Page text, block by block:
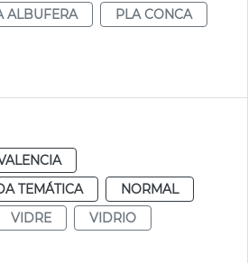
ALBUFERA
PLA CONCA
TEMÁTICA
NORMAL
VIDRE
VIDRIO